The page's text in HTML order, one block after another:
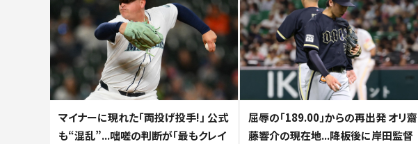
マイナーに現れた「両投げ投手!」 公式
も“混乱”...咄嗟の判断が「最もクレイ
屈辱の「189.00」からの再出発 オリ齋
藤響介の現在地...降板後に岸田監督